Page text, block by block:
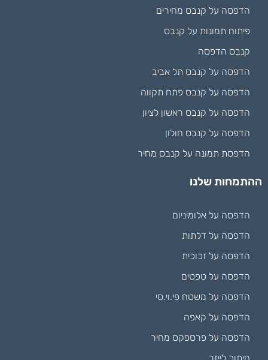
הדפסה על קנבס מחירים
פיתוח תמונות על קנבס
קנבס הדפסה
הדפסה על קנבס תל אביב
הדפסה על קנבס פתח תקווה
הדפסה על קנבס ראשון לציון
הדפסה על קנבס חולון
הדפסת תמונה על קנבס מחיר
ההתמחות שלנו
הדפסה על אלומיניום
הדפסה על דלתות
הדפסה על זכוכית
הדפסה על טפטים
הדפסה על משטח פי.וי.סי
הדפסה על קאפה
הדפסה על פרספקס מחיר
חיתוך לייזר